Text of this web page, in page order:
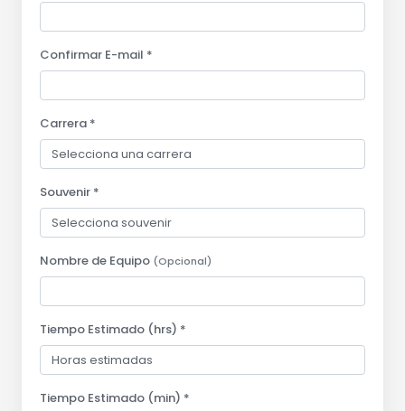
Confirmar E-mail *
Carrera *
Souvenir *
Nombre de Equipo (Opcional)
Tiempo Estimado (hrs) *
Tiempo Estimado (min) *